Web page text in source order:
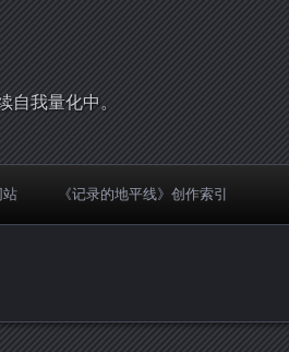
自我量化中。
站 《记录的地平线》创作索引